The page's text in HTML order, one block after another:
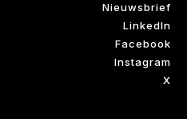
Nieuwsbrief
LinkedIn
Facebook
Instagram
X